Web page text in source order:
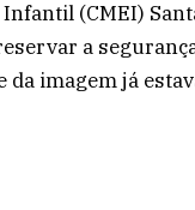
(CMEI)
a
da imagem já